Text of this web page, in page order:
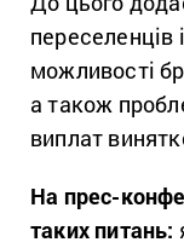
переселенців
можливості
а також
виплат
На прес-
таких питань: